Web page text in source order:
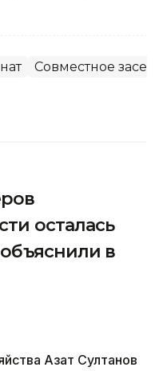
Совместное
осталась
в
Азат Султанов